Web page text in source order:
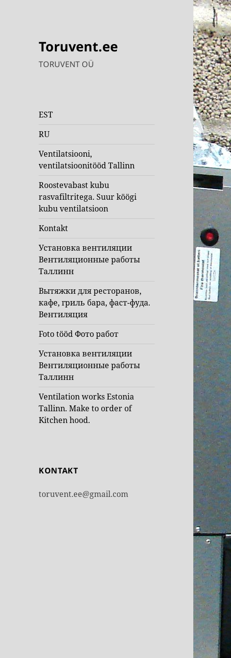
Toruvent.ee
TORUVENT OÜ
EST
RU
Ventilatsiooni,
ventilatsioonitööd Tallinn
Roostevabast kubu
rasvafiltritega. Suur köögi
kubu ventilatsioon
Kontakt
Установка вентиляции
Вентиляционные работы
Таллинн
Вытяжки для ресторанов,
кафе, гриль бара, фаст-фуда.
Вентиляция
Foto tööd Фото работ
Установка вентиляции
Вентиляционные работы
Таллинн
Ventilation works Estonia
Tallinn. Make to order of
Kitchen hood.
KONTAKT
toruvent.ee@gmail.com